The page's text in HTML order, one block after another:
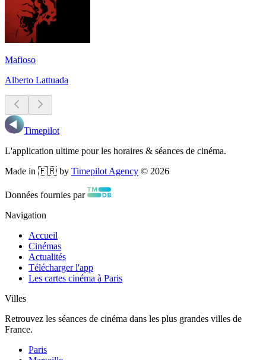
Mafioso
Alberto Lattuada
Timepilot
L'application ultime pour les horaires & séances de cinéma.
Made in 🇫🇷 by Timepilot Agency © 2026
Données fournies par
Navigation
Accueil
Cinémas
Actualités
Télécharger l'app
Les cartes cinéma à Paris
Villes
Retrouvez les séances de cinéma dans les plus grandes villes de
France.
Paris